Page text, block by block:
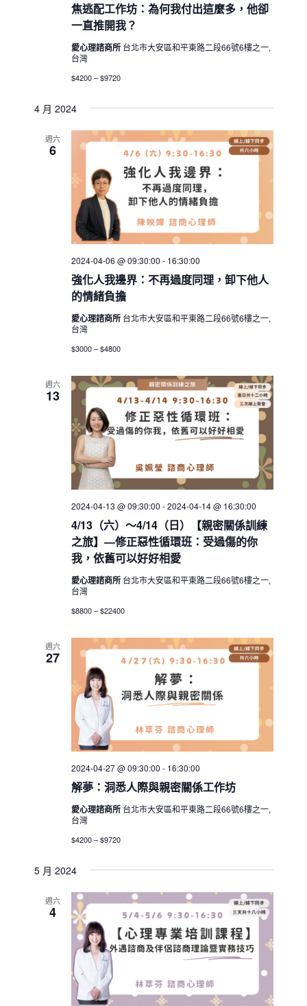
焦逃配工作坊：為何我付出這麼多，他卻
一直推開我？
愛心理諮商所 台北市大安區和平東路二段66號6樓之一,
台灣
$4200 – $9720
4 月 2024
週六
6
強化人我邊界：不再過度同理，卸下他人
的情緒負擔
2024-04-06 @ 09:30:00 - 16:30:00
愛心理諮商所 台北市大安區和平東路二段66號6樓之一,
台灣
$3000 – $4800
週六
13
4/13（六）～4/14（日）【親密關係訓練
之旅】—修正惡性循環班：受過傷的你
我，依舊可以好好相愛
2024-04-13 @ 09:30:00 -2024-04-14 @ 16:30:00
愛心理諮商所 台北市大安區和平東路二段66號6樓之一,
台灣
$8800 – $22400
週六
27
解夢：洞悉人際與親密關係工作坊
2024-04-27 @ 09:30:00 - 16:30:00
愛心理諮商所 台北市大安區和平東路二段66號6樓之一,
台灣
$4200 – $9720
5 月 2024
週六
4